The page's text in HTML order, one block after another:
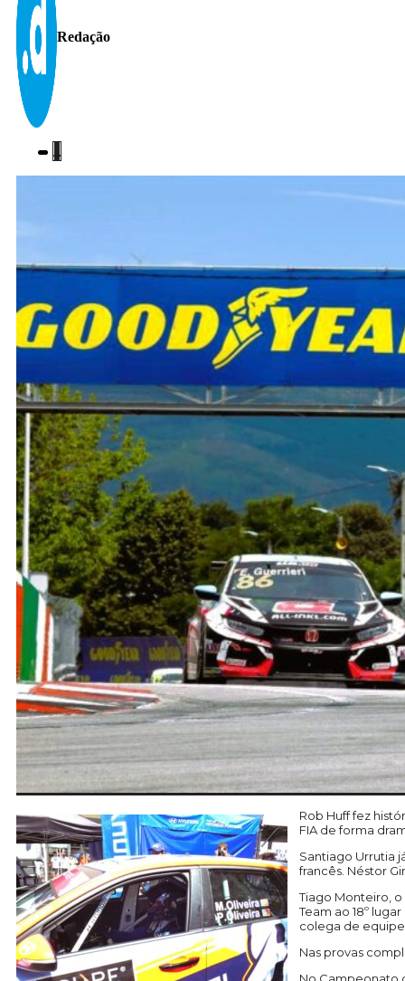
Redação
Rob Huff fez
FIA de forma
Santiago Urrutia
francês. Néstor
Tiago Monteiro,
Team ao 18º
colega de
Nas provas